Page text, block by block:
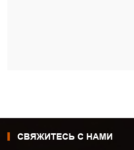
СВЯЖИТЕСЬ С НАМИ